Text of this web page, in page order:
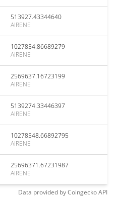
513927.43344640
AIRENE
1027854.86689279
AIRENE
2569637.16723199
AIRENE
5139274.33446397
AIRENE
10278548.66892795
AIRENE
25696371.67231987
AIRENE
Data provided byCoingeckoAPI